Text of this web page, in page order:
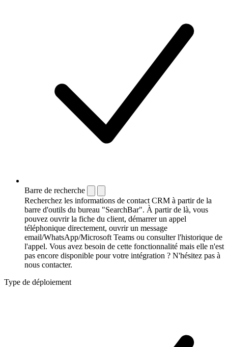
Barre de recherche
Recherchez les informations de contact CRM à partir de la
barre d'outils du bureau "SearchBar". À partir de là, vous
pouvez ouvrir la fiche du client, démarrer un appel
téléphonique directement, ouvrir un message
email/WhatsApp/Microsoft Teams ou consulter l'historique de
l'appel. Vous avez besoin de cette fonctionnalité mais elle n'est
pas encore disponible pour votre intégration ? N'hésitez pas à
nous contacter.
Type de déploiement